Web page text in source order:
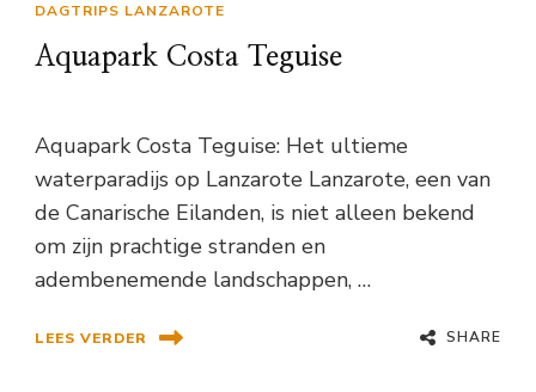
DAGTRIPS LANZAROTE
Aquapark Costa Teguise
Aquapark Costa Teguise: Het ultieme
waterparadijs op Lanzarote Lanzarote, een van
de Canarische Eilanden, is niet alleen bekend
om zijn prachtige stranden en
adembenemende landschappen, …
LEES VERDER SHARE